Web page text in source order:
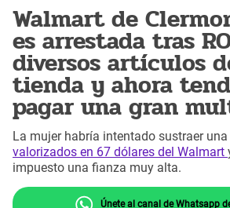
Walmart de
es arrestada tras
diversos artículos
tienda y ahora
pagar una gran
La mujer habría intentado sustraer una
valorizados en 67 dólares del Walmart
impuesto una fianza muy alta.
Únete al canal de Whatsapp